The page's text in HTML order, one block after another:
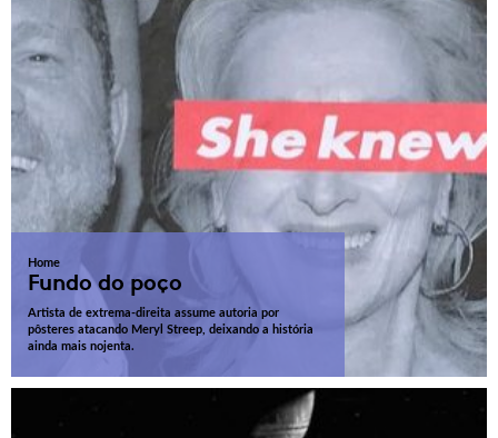
Home
Fundo do poço
Artista de extrema-direita assume autoria por
pôsteres atacando Meryl Streep, deixando a história
ainda mais nojenta.